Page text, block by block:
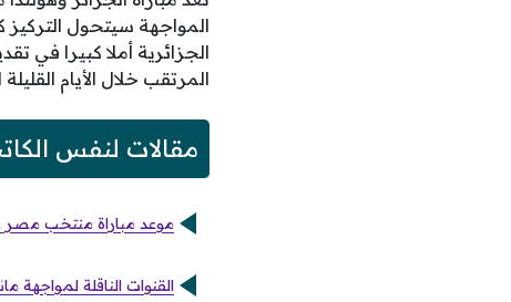
المواجهة سيتحول التركيز
الجزائرية أملا كبيرا في
المرتقب خلال الأيام القليلة
مقالات لنفس
موعد مباراة منتخب مصر
القنوات الناقلة لمواجهة